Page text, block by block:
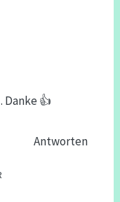
👍
Antworten